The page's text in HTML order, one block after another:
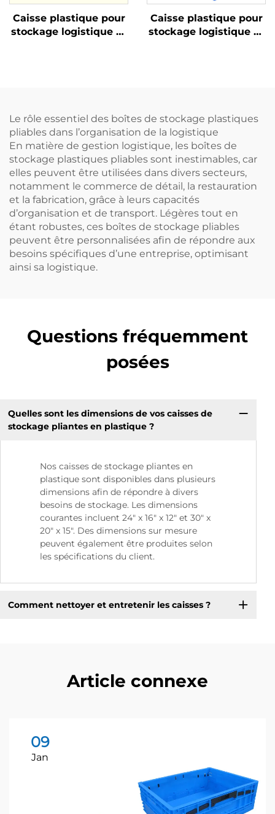
Caisse plastique pour
stockage logistique et
Caisse plastique pour
stockage logistique et
Le rôle essentiel des boîtes de stockage plastiques
pliables dans l’organisation de la logistique
En matière de gestion logistique, les boîtes de
stockage plastiques pliables sont inestimables, car
elles peuvent être utilisées dans divers secteurs,
notamment le commerce de détail, la restauration
et la fabrication, grâce à leurs capacités
d’organisation et de transport. Légères tout en
étant robustes, ces boîtes de stockage pliables
peuvent être personnalisées afin de répondre aux
besoins spécifiques d’une entreprise, optimisant
ainsi sa logistique.
Questions fréquemment
posées
Quelles sont les dimensions de vos caisses de
stockage pliantes en plastique ?
Nos caisses de stockage pliantes en
plastique sont disponibles dans plusieurs
dimensions afin de répondre à divers
besoins de stockage. Les dimensions
courantes incluent 24″ x 16″ x 12″ et 30″ x
20″ x 15″. Des dimensions sur mesure
peuvent également être produites selon
les spécifications du client.
Comment nettoyer et entretenir les caisses ?
Article connexe
09
Jan